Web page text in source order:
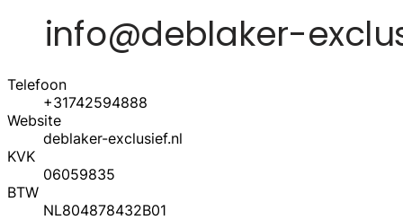
Telefoon
+31742594888
Website
deblaker-exclusief.nl
KVK
06059835
BTW
NL804878432B01